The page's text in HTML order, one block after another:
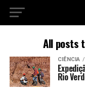
All posts
CIÊNCIA
Rio